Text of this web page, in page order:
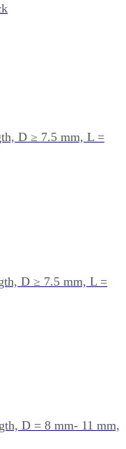
D ≥ 7.5 mm, L =
D ≥ 7.5 mm, L =
D = 8 mm- 11 mm,